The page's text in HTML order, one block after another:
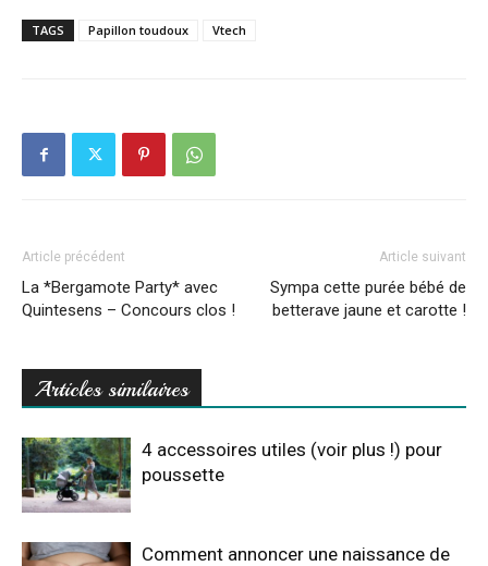
TAGS Papillon toudoux Vtech
Article précédent
La *Bergamote Party* avec
Quintesens – Concours clos !
Article suivant
Sympa cette purée bébé de
betterave jaune et carotte !
Articles similaires
4 accessoires utiles (voir plus !) pour
poussette
Comment annoncer une naissance de